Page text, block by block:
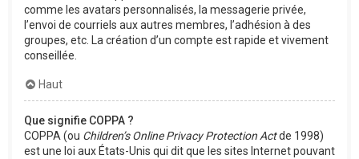
comme les avatars personnalisés, la messagerie privée,
l’envoi de courriels aux autres membres, l’adhésion à des
groupes, etc. La création d’un compte est rapide et vivement
conseillée.
Haut
Que signifie COPPA ?
COPPA (ou Children’s Online Privacy Protection Actde 1998)
est une loi aux États-Unis qui dit que les sites Internet pouvant